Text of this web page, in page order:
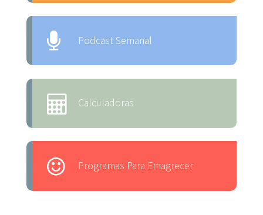
Podcast Semanal
Calculadoras
Programas Para Emagrecer